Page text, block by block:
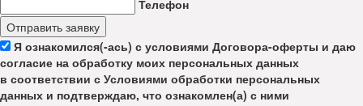
Телефон
Отправить заявку
Я ознакомился(-ась) с условиями Договора-оферты и даю
согласие на обработку моих персональных данных
в соответствии с Условиями обработки персональных
данных и подтверждаю, что ознакомлен(а) с ними